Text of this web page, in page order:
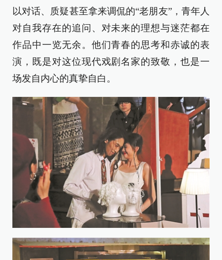
以对话、质疑甚至拿来调侃的“老朋友”，青年人
对自我存在的追问、对未来的理想与迷茫都在
作品中一览无余。他们青春的思考和赤诚的表
演，既是对这位现代戏剧名家的致敬，也是一
场发自内心的真挚自白。